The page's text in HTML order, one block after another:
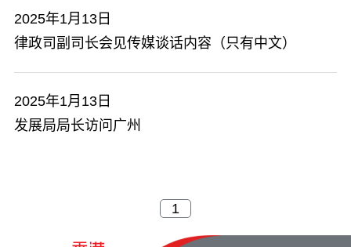
2025年1月13日
律政司副司长会见传媒谈话内容（只有中文）
2025年1月13日
发展局局长访问广州